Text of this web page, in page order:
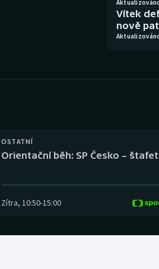
Vítek
nově
OSTATNÍ
Orientační běh: SP Česko –
Zítra, 10:50-15:00